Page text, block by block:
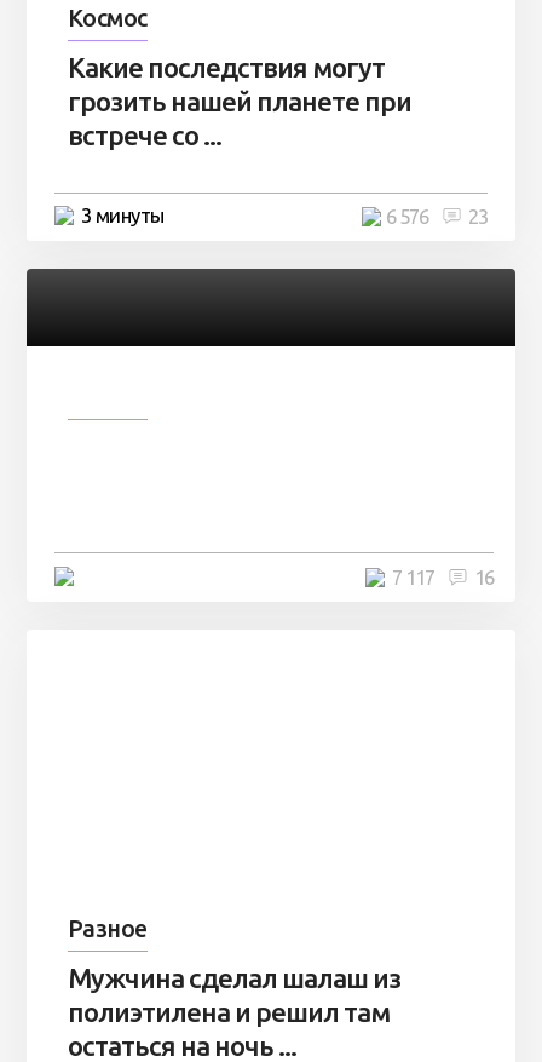
Космос
Какие последствия могут
грозить нашей планете при
встрече со ...
3 минуты 23
6 576
16
7 117
Разное
Мужчина сделал шалаш из
полиэтилена и решил там
остаться на ночь ...